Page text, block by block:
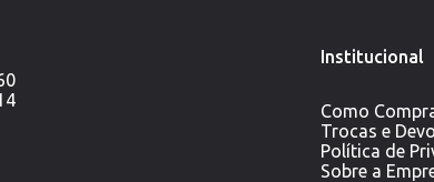
Institucional
Como
Trocas e
Política de
Sobre a